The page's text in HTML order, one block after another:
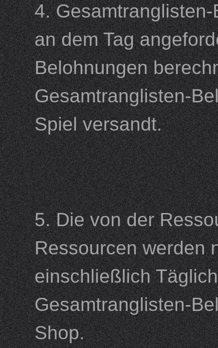
4.
an dem Tag
Belohnungen
Gesamtranglisten-
Spiel versandt.
5. Die von der
Ressourcen werden
einschließlich
Gesamtranglisten-
Shop.